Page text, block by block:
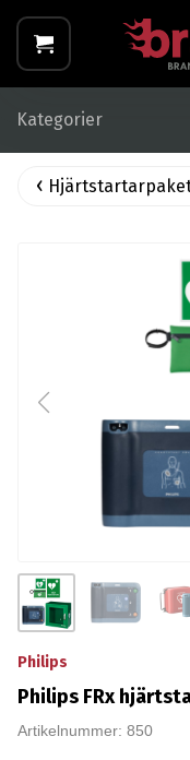
Kategorier
Philips
Philips FRx
Artikelnummer: 850